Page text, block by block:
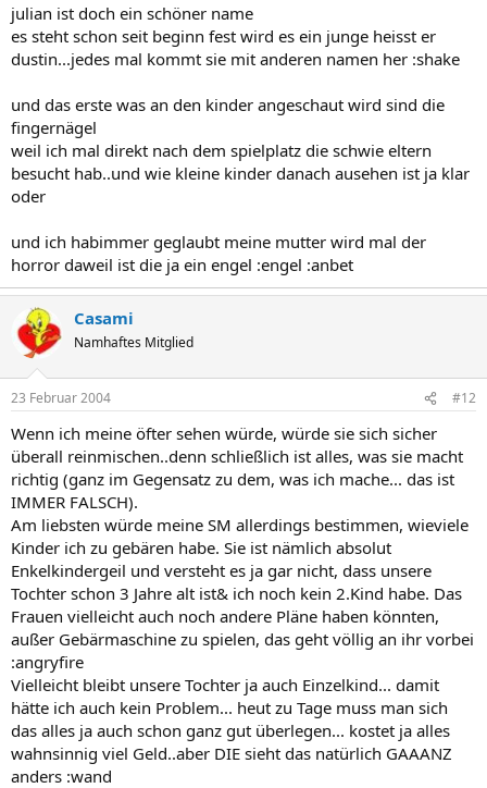
julian ist doch ein schöner name
es steht schon seit beginn fest wird es ein junge heisst er
dustin...jedes mal kommt sie mit anderen namen her :shake
und das erste was an den kinder angeschaut wird sind die
fingernägel
weil ich mal direkt nach dem spielplatz die schwie eltern
besucht hab..und wie kleine kinder danach ausehen ist ja klar
oder
und ich habimmer geglaubt meine mutter wird mal der
horror daweil ist die ja ein engel :engel :anbet
Casami
Namhaftes Mitglied
23 Februar 2004 #12
Wenn ich meine öfter sehen würde, würde sie sich sicher
überall reinmischen..denn schließlich ist alles, was sie macht
richtig (ganz im Gegensatz zu dem, was ich mache... das ist
IMMER FALSCH).
Am liebsten würde meine SM allerdings bestimmen, wieviele
Kinder ich zu gebären habe. Sie ist nämlich absolut
Enkelkindergeil und versteht es ja gar nicht, dass unsere
Tochter schon 3 Jahre alt ist& ich noch kein 2.Kind habe. Das
Frauen vielleicht auch noch andere Pläne haben könnten,
außer Gebärmaschine zu spielen, das geht völlig an ihr vorbei
:angryfire
Vielleicht bleibt unsere Tochter ja auch Einzelkind... damit
hätte ich auch kein Problem... heut zu Tage muss man sich
das alles ja auch schon ganz gut überlegen... kostet ja alles
wahnsinnig viel Geld..aber DIE sieht das natürlich GAAANZ
anders :wand